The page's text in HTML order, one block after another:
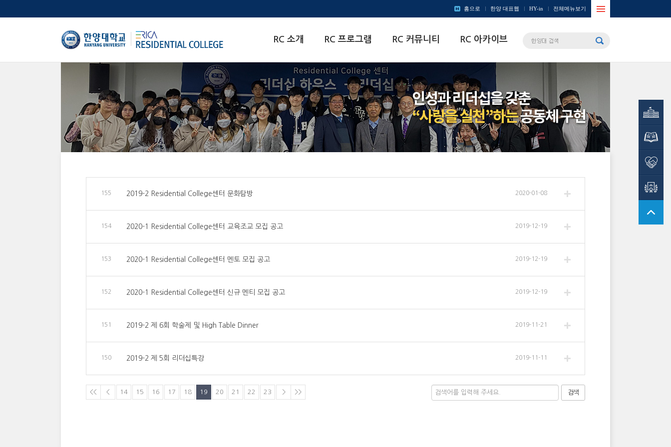
Residential
College센터
홈으로 한양 대표웹 HY-in 전체메뉴보기
RC 소개 RC 프로그램 RC 커뮤니티 RC 아카이브
155 2019-2 Residential College센터 문화탐방 2020-01-08
154 2020-1 Residential College센터 교육조교 모집 공고 2019-12-19
153 2020-1 Residential College센터 멘토 모집 공고 2019-12-19
152 2020-1 Residential College센터 신규 멘티 모집 공고 2019-12-19
151 2019-2 제 6회 학술제 및 High Table Dinner 2019-11-21
150 2019-2 제 5회 리더십특강 2019-11-11
<< < 14 15 16 17 18 19 20 21 22 23 > >> 검색
CDP시스템